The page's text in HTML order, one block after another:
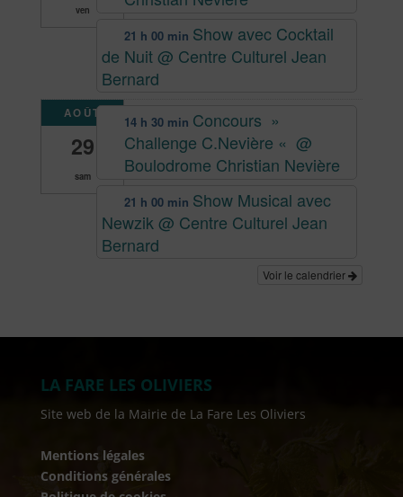
ven
21 h 00 min Show avec Cocktail
de Nuit@ Centre Culturel Jean
Bernard
AOÛT
29
sam
14 h 30 min Concours »
Challenge C.Nevière «@
Boulodrome Christian Nevière
21 h 00 min Show Musical avec
Newzik@ Centre Culturel Jean
Bernard
Voir le calendrier
LA FARE LES OLIVIERS
Site web de la Mairie de La Fare Les Oliviers
Mentions légales
Conditions générales